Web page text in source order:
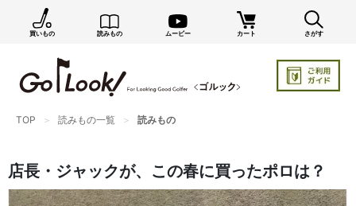
買いもの 読みもの ムービー カート さがす
TOP 読みもの一覧 読みもの
店長・ジャックが、この春に買ったポロは？
×
GO/LOOK! からのお知らせ（受信設定）
新商品情報や編集部のオススメ、オトクな情報・買い
まだご登録でない方はぜひ！
編集部セレクトのスタイル提案・お得情報（ダイレクトメール）
カートに残っている商品のお知らせ（買い忘れ通知）